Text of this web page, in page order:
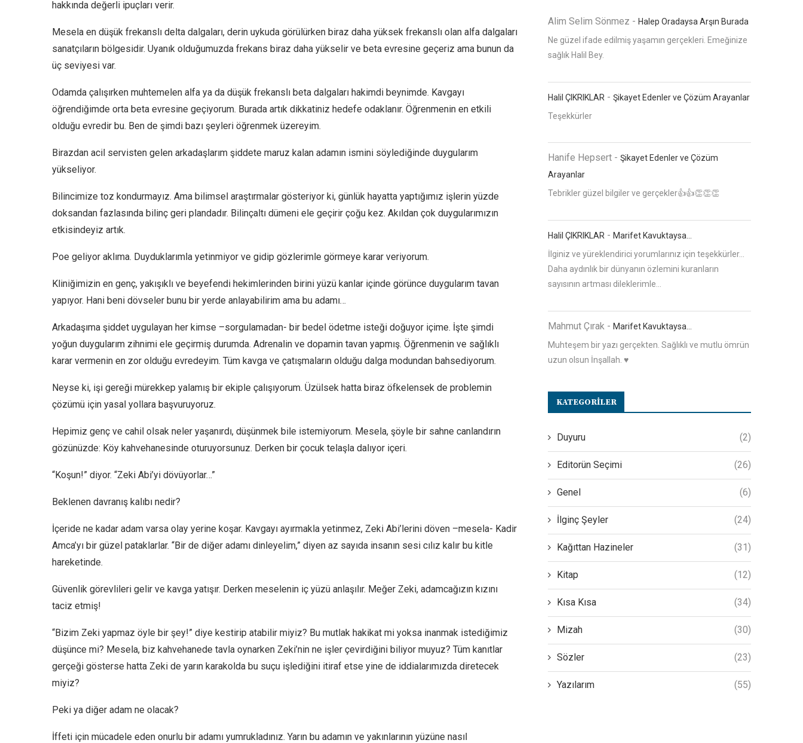
hakkında değerli ipuçları verir.
Mesela en düşük frekanslı delta dalgaları, derin uykuda görülürken biraz daha yüksek frekanslı olan alfa dalgaları
sanatçıların bölgesidir. Uyanık olduğumuzda frekans biraz daha yükselir ve beta evresine geçeriz ama bunun da
üç seviyesi var.
Odamda çalışırken muhtemelen alfa ya da düşük frekanslı beta dalgaları hakimdi beynimde. Kavgayı
öğrendiğimde orta beta evresine geçiyorum. Burada artık dikkatiniz hedefe odaklanır. Öğrenmenin en etkili
olduğu evredir bu. Ben de şimdi bazı şeyleri öğrenmek üzereyim.
Birazdan acil servisten gelen arkadaşlarım şiddete maruz kalan adamın ismini söylediğinde duygularım
yükseliyor.
Bilincimize toz kondurmayız. Ama bilimsel araştırmalar gösteriyor ki, günlük hayatta yaptığımız işlerin yüzde
doksandan fazlasında bilinç geri plandadır. Bilinçaltı dümeni ele geçirir çoğu kez. Akıldan çok duygularımızın
etkisindeyiz artık.
Poe geliyor aklıma. Duyduklarımla yetinmiyor ve gidip gözlerimle görmeye karar veriyorum.
Kliniğimizin en genç, yakışıklı ve beyefendi hekimlerinden birini yüzü kanlar içinde görünce duygularım tavan
yapıyor. Hani beni dövseler bunu bir yerde anlayabilirim ama bu adamı…
Arkadaşıma şiddet uygulayan her kimse –sorgulamadan- bir bedel ödetme isteği doğuyor içime. İşte şimdi
yoğun duygularım zihnimi ele geçirmiş durumda. Adrenalin ve dopamin tavan yapmış. Öğrenmenin ve sağlıklı
karar vermenin en zor olduğu evredeyim. Tüm kavga ve çatışmaların olduğu dalga modundan bahsediyorum.
Neyse ki, işi gereği mürekkep yalamış bir ekiple çalışıyorum. Üzülsek hatta biraz öfkelensek de problemin
çözümü için yasal yollara başvuruyoruz.
Hepimiz genç ve cahil olsak neler yaşanırdı, düşünmek bile istemiyorum. Mesela, şöyle bir sahne canlandırın
gözünüzde: Köy kahvehanesinde oturuyorsunuz. Derken bir çocuk telaşla dalıyor içeri.
“Koşun!” diyor. “Zeki Abi’yi dövüyorlar…”
Beklenen davranış kalıbı nedir?
İçeride ne kadar adam varsa olay yerine koşar. Kavgayı ayırmakla yetinmez, Zeki Abi’lerini döven –mesela- Kadir
Amca’yı bir güzel pataklarlar. “Bir de diğer adamı dinleyelim,” diyen az sayıda insanın sesi cılız kalır bu kitle
hareketinde.
Güvenlik görevlileri gelir ve kavga yatışır. Derken meselenin iç yüzü anlaşılır. Meğer Zeki, adamcağızın kızını
taciz etmiş!
“Bizim Zeki yapmaz öyle bir şey!” diye kestirip atabilir miyiz? Bu mutlak hakikat mi yoksa inanmak istediğimiz
düşünce mi? Mesela, biz kahvehanede tavla oynarken Zeki’nin ne işler çevirdiğini biliyor muyuz? Tüm kanıtlar
gerçeği gösterse hatta Zeki de yarın karakolda bu suçu işlediğini itiraf etse yine de iddialarımızda diretecek
miyiz?
Peki ya diğer adam ne olacak?
İffeti için mücadele eden onurlu bir adamı yumrukladınız. Yarın bu adamın ve yakınlarının yüzüne nasıl
Alim Selim Sönmez - Halep Oradaysa Arşın Burada
Ne güzel ifade edilmiş yaşamın gerçekleri. Emeğinize
sağlık Halil Bey.
Halil ÇIKRIKLAR - Şikayet Edenler ve Çözüm Arayanlar
Teşekkürler
Hanife Hepsert - Şikayet Edenler ve Çözüm
Arayanlar
Tebrikler güzel bilgiler ve gerçekler👍👍👏👏👏
Halil ÇIKRIKLAR - Marifet Kavuktaysa…
İlginiz ve yüreklendirici yorumlarınız için teşekkürler...
Daha aydınlık bir dünyanın özlemini kuranların
sayısının artması dileklerimle...
Mahmut Çırak - Marifet Kavuktaysa…
Muhteşem bir yazı gerçekten. Sağlıklı ve mutlu ömrün
uzun olsun İnşallah. ♥️
KATEGORILER
Duyuru (2)
Editorün Seçimi (26)
Genel (6)
İlginç Şeyler (24)
Kağıttan Hazineler (31)
Kitap (12)
Kısa Kısa (34)
Mizah (30)
Sözler (23)
Yazılarım (55)